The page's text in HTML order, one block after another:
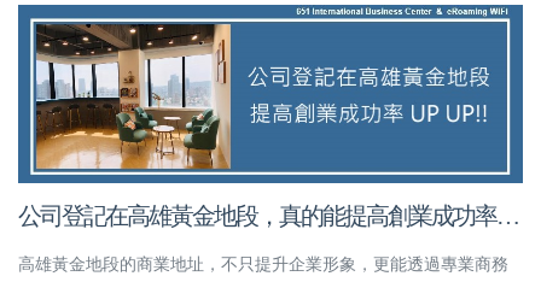
公司登記在高雄黃金地段，真的能提高創業成功率
嗎？
高雄黃金地段的商業地址，不只提升企業形象，更能透過專業商務